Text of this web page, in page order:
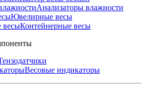
Анализаторы влажности
Ювелирные весы
Контейнерные весы
Весовые индикаторы